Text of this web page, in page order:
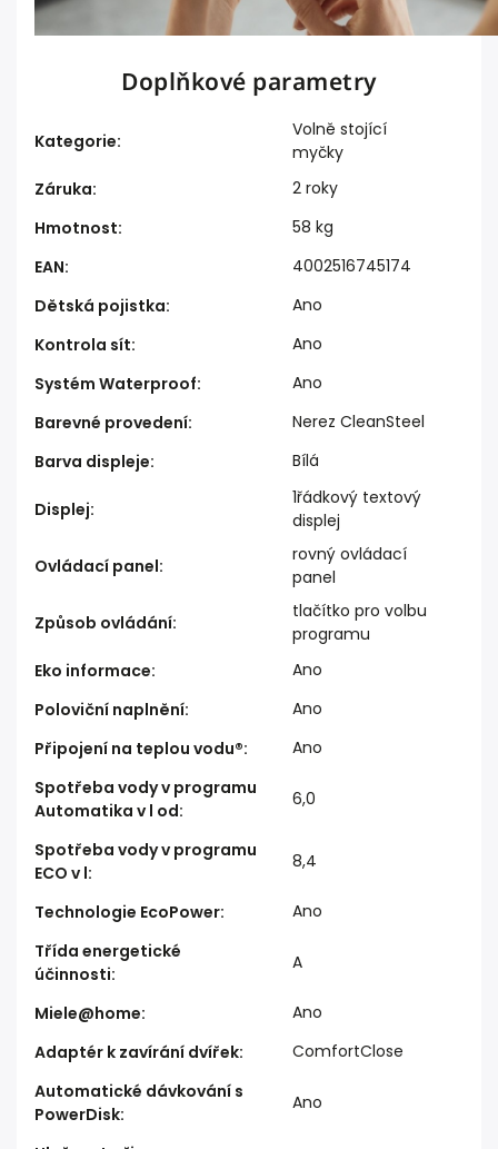
Doplňkové parametry
Kategorie:
Volně stojící
myčky
Záruka:
2 roky
Hmotnost:
58 kg
EAN:
4002516745174
Dětská pojistka:
Ano
Kontrola sít:
Ano
Systém Waterproof:
Ano
Barevné provedení:
Nerez CleanSteel
Barva displeje: Bílá
Displej:
1řádkový textový
displej
Ovládací panel:
rovný ovládací
panel
Způsob ovládání:
tlačítko pro volbu
programu
Eko informace:
Ano
Poloviční naplnění:
Ano
Připojení na teplou vodu®:
Ano
Spotřeba vody v programu
Automatika v l od:
6,0
Spotřeba vody v programu
ECO v l:
8,4
Technologie EcoPower:
Ano
Třída energetické
účinnosti:
A
Miele@home:
Ano
Adaptér k zavírání dvířek:
ComfortClose
Automatické dávkování s
PowerDisk:
Ano